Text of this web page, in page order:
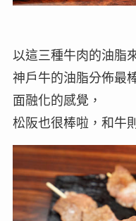
以這三種牛肉的油脂
神戶牛的油脂分佈最
面融化的感覺，
松阪也很棒啦，和牛